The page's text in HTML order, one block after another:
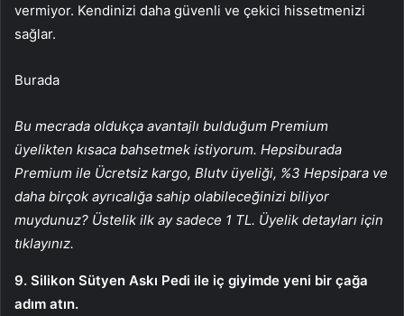
vermiyor. Kendinizi daha güvenli ve çekici hissetmenizi
sağlar.
Burada
Bu mecrada oldukça avantajlı bulduğum Premium
üyelikten kısaca bahsetmek istiyorum. Hepsiburada
Premium ile Ücretsiz kargo, Blutv üyeliği, %3 Hepsipara ve
daha birçok ayrıcalığa sahip olabileceğinizi biliyor
muydunuz? Üstelik ilk ay sadece 1 TL. Üyelik detayları için
tıklayınız.
9. Silikon Sütyen Askı Pedi ile iç giyimde yeni bir çağa
adım atın.